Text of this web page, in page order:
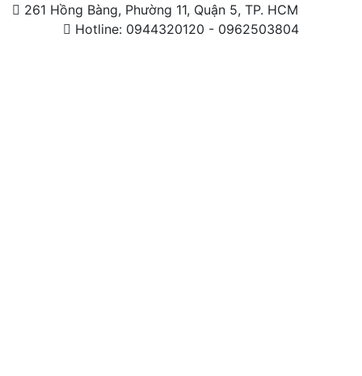
261 Hồng Bàng, Phường 11, Quận 5, TP. HCM
Hotline: 0944320120 - 0962503804